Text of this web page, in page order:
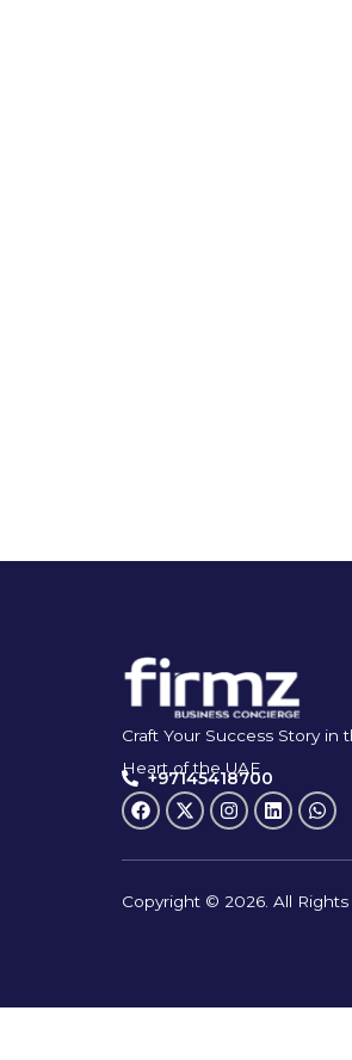
Craft Your Success Story in
Heart of the UAE
+97145418700
Copyright © 2026. All